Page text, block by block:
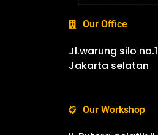
Our Office
Jl.warung silo
Jakarta selatan
Our Workshop